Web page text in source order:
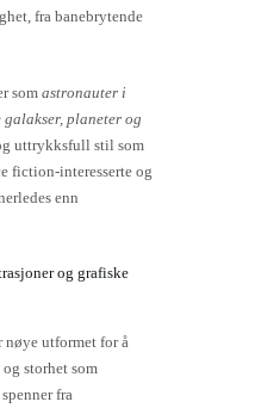
fra banebrytende
somastronauter i
planeter og
uttrykksfull stil som
fiction-interesserte og
enn
og grafiske
utformet for å
storhet som
fra